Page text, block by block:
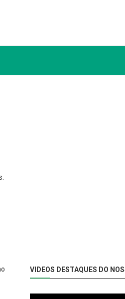
VIDEOS DESTAQUES DO